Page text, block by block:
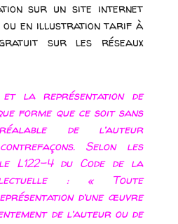
sur un site internet
ou en illustration tarif à
sur les réseaux
la représentation de
forme que ce soit sans
de l’auteur
Selon les
L122-4du Code de la
: « Toute
d’une œuvre
de l’auteur ou de